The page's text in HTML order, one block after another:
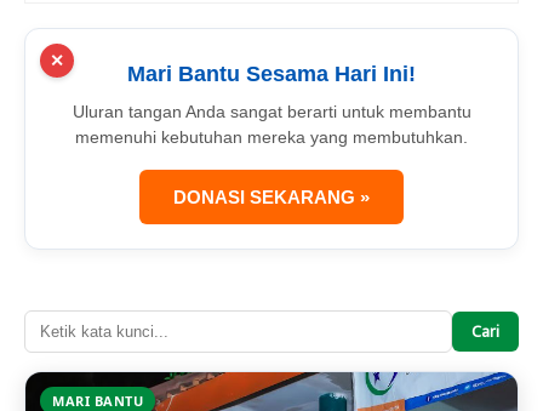
✕
Mari Bantu Sesama Hari Ini!
Uluran tangan Anda sangat berarti untuk membantu
memenuhi kebutuhan mereka yang membutuhkan.
DONASI SEKARANG »
Cari
MARI BANTU